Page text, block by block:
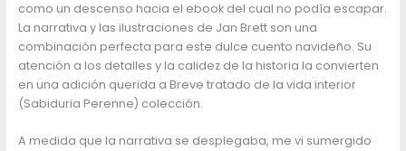
como un descenso hacia el ebook del cual no podía escapar.
La narrativa y las ilustraciones de Jan Brett son una
combinación perfecta para este dulce cuento navideño. Su
atención a los detalles y la calidez de la historia la convierten
en una adición querida a Breve tratado de la vida interior
(Sabiduria Perenne) colección.
A medida que la narrativa se desplegaba, me vi sumergido